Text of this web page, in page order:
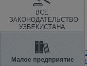
ВСЕ
ЗАКОНОДАТЕЛЬСТВО
УЗБЕКИСТАНА
Малое предприятие